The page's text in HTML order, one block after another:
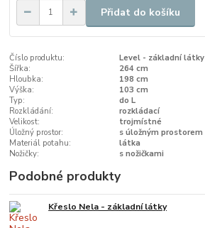
Přidat do košíku
Číslo produktu:
Level - základní látky
Šířka:
264 cm
Hloubka:
198 cm
Výška:
103 cm
Typ:
do L
Rozkládání:
rozkládací
Velikost:
trojmístné
Úložný prostor:
s úložným prostorem
Materiál potahu:
látka
Nožičky:
s nožičkami
Podobné produkty
Křeslo Nela - základní látky